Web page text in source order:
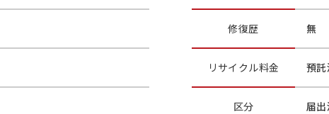
修復歴 無
リサイクル料金 預
区分 届出